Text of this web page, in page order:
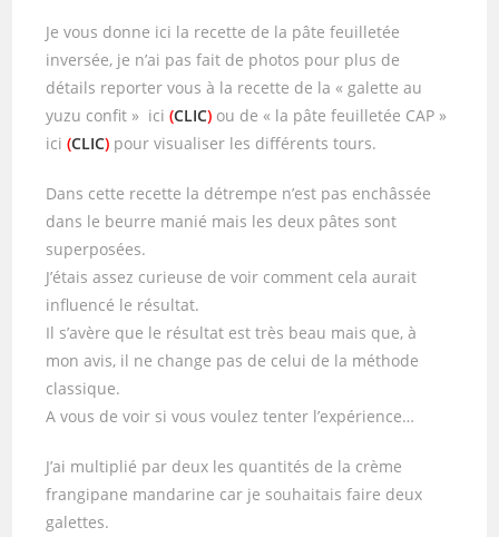
Je vous donne ici la recette de la pâte feuilletée
inversée, je n’ai pas fait de photos pour plus de
détails reporter vous à la recette de la « galette au
yuzu confit » ici(CLIC) ou de « la pâte feuilletée CAP »
ici(CLIC) pour visualiser les différents tours.
Dans cette recette la détrempe n’est pas enchâssée
dans le beurre manié mais les deux pâtes sont
superposées.
J’étais assez curieuse de voir comment cela aurait
influencé le résultat.
Il s’avère que le résultat est très beau mais que, à
mon avis, il ne change pas de celui de la méthode
classique.
A vous de voir si vous voulez tenter l’expérience…
J’ai multiplié par deux les quantités de la crème
frangipane mandarine car je souhaitais faire deux
galettes.